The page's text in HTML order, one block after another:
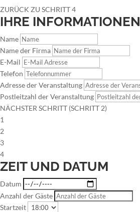
ZURÜCK ZU SCHRITT 4
IHRE INFORMATIONEN
Name
Name der Firma
E-Mail
Telefon
Adresse der Veranstaltung
Postleitzahl der Veranstaltung
NÄCHSTER SCHRITT (SCHRITT 2)
1
2
3
4
ZEIT UND DATUM
Datum
Anzahl der Gäste
Startzeit